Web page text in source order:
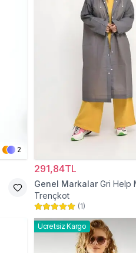
2
291,84TL
Genel Markalar Gri Help
Trençkot
(1)
Ücretsiz Kargo